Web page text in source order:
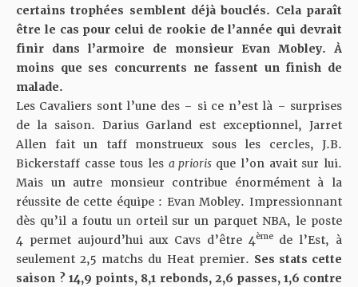
certains trophées semblent déjà bouclés. Cela paraît
être le cas pour celui de rookie de l’année qui devrait
finir dans l’armoire de monsieur Evan Mobley. À
moins que ses concurrents ne fassent un finish de
malade.
Les Cavaliers sont l’une des – si ce n’est là – surprises
de la saison. Darius Garland est exceptionnel, Jarret
Allen fait un taff monstrueux sous les cercles, J.B.
Bickerstaff casse tous les a priorisque l’on avait sur lui.
Mais un autre monsieur contribue énormément à la
réussite de cette équipe : Evan Mobley. Impressionnant
dès qu’il a foutu un orteil sur un parquet NBA, le poste
4 permet aujourd’hui aux Cavs d’être 4èmede l’Est, à
seulement 2,5 matchs du Heat premier. Ses stats cette
saison ? 14,9 points, 8,1 rebonds, 2,6 passes, 1,6 contre